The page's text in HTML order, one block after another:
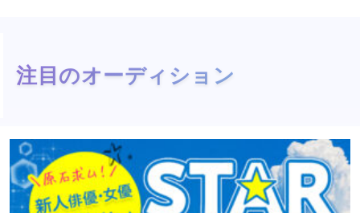
注目のオーディション